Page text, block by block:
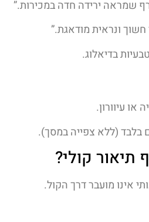
שמראה ירידה חדה במכירות.”
ונראית מודאגת.”
בדיאלוג.
עיוורון.
(ללא צפייה במסך).
תיאור קולי?
אינו מועבר דרך הקול.